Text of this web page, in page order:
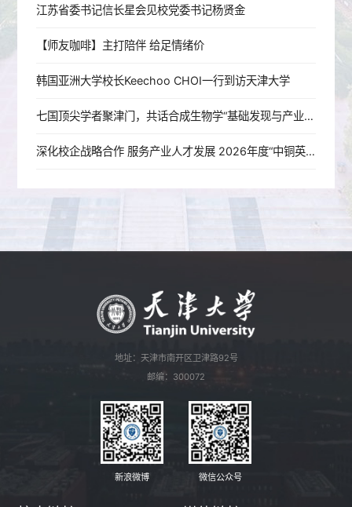
江苏省委书记信长星会见校党委书记杨贤金
【师友咖啡】主打陪伴 给足情绪价
韩国亚洲大学校长Keechoo CHOI一行到访天津大学
七国顶尖学者聚津门，共话合成生物学“基础发现与产业加速”——2026年第二届化学与合成生物学国际研讨会在天津大学举行
深化校企战略合作 服务产业人才发展 2026年度“中铜英才”培训班在天津大学举办
地址：天津市南开区卫津路92号
邮编：300072
新浪微博 微信公众号